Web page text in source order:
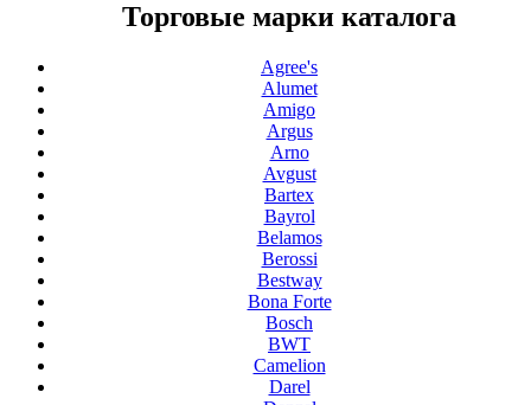
Торговые марки каталога
Agree's
Alumet
Amigo
Argus
Arno
Avgust
Bartex
Bayrol
Belamos
Berossi
Bestway
Bona Forte
Bosch
BWT
Camelion
Darel